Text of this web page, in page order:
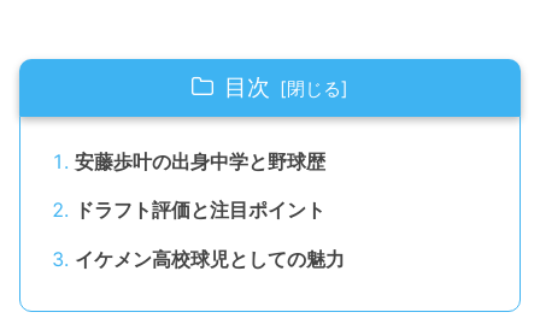
目次
安藤歩叶の出身中学と野球歴
ドラフト評価と注目ポイント
イケメン高校球児としての魅力